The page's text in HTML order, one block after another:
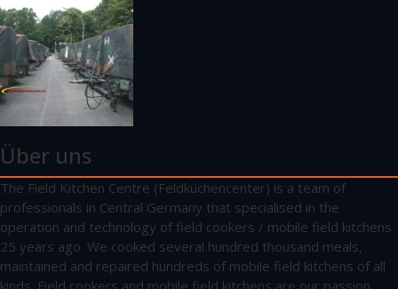
Über uns
The Field Kitchen Centre (Feldküchencenter) is a team of
professionals in Central Germany that specialised in the
operation and technology of field cookers / mobile field kitchens
25 years ago. We cooked several hundred thousand meals,
maintained and repaired hundreds of mobile field kitchens of all